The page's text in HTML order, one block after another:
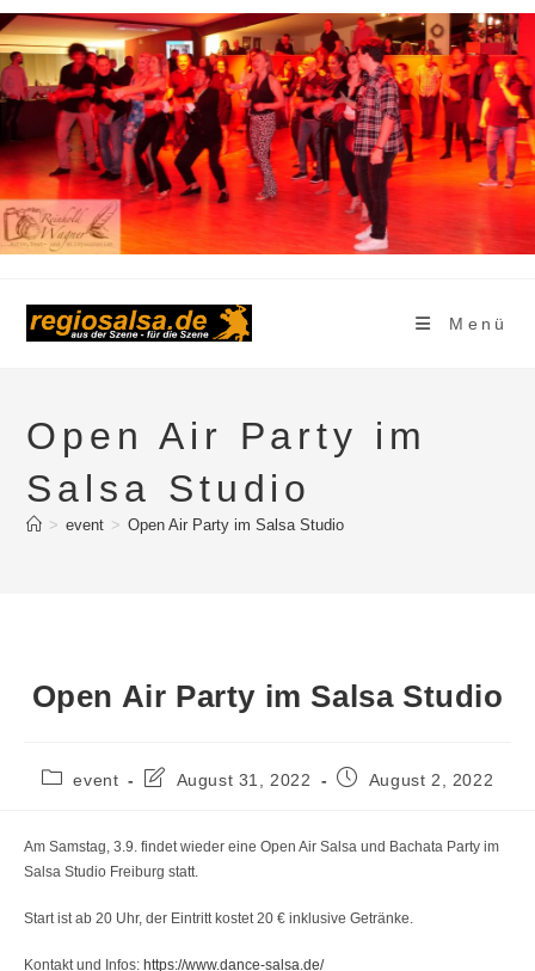
Zum
Inhalt
springen
Menü
Open Air Party im
Salsa Studio
> event > Open Air Party im Salsa Studio
Open Air Party im Salsa Studio
Beitrags-
event
Beitrag
am:
August 31, 2022
BeitragAugust 2, 2022
Am Samstag, 3.9. findet wieder eine Open Air Salsa und Bachata Party im
Salsa Studio Freiburg statt.
Start ist ab 20 Uhr, der Eintritt kostet 20 € inklusive Getränke.
Kontakt und Infos: https://www.dance-salsa.de/